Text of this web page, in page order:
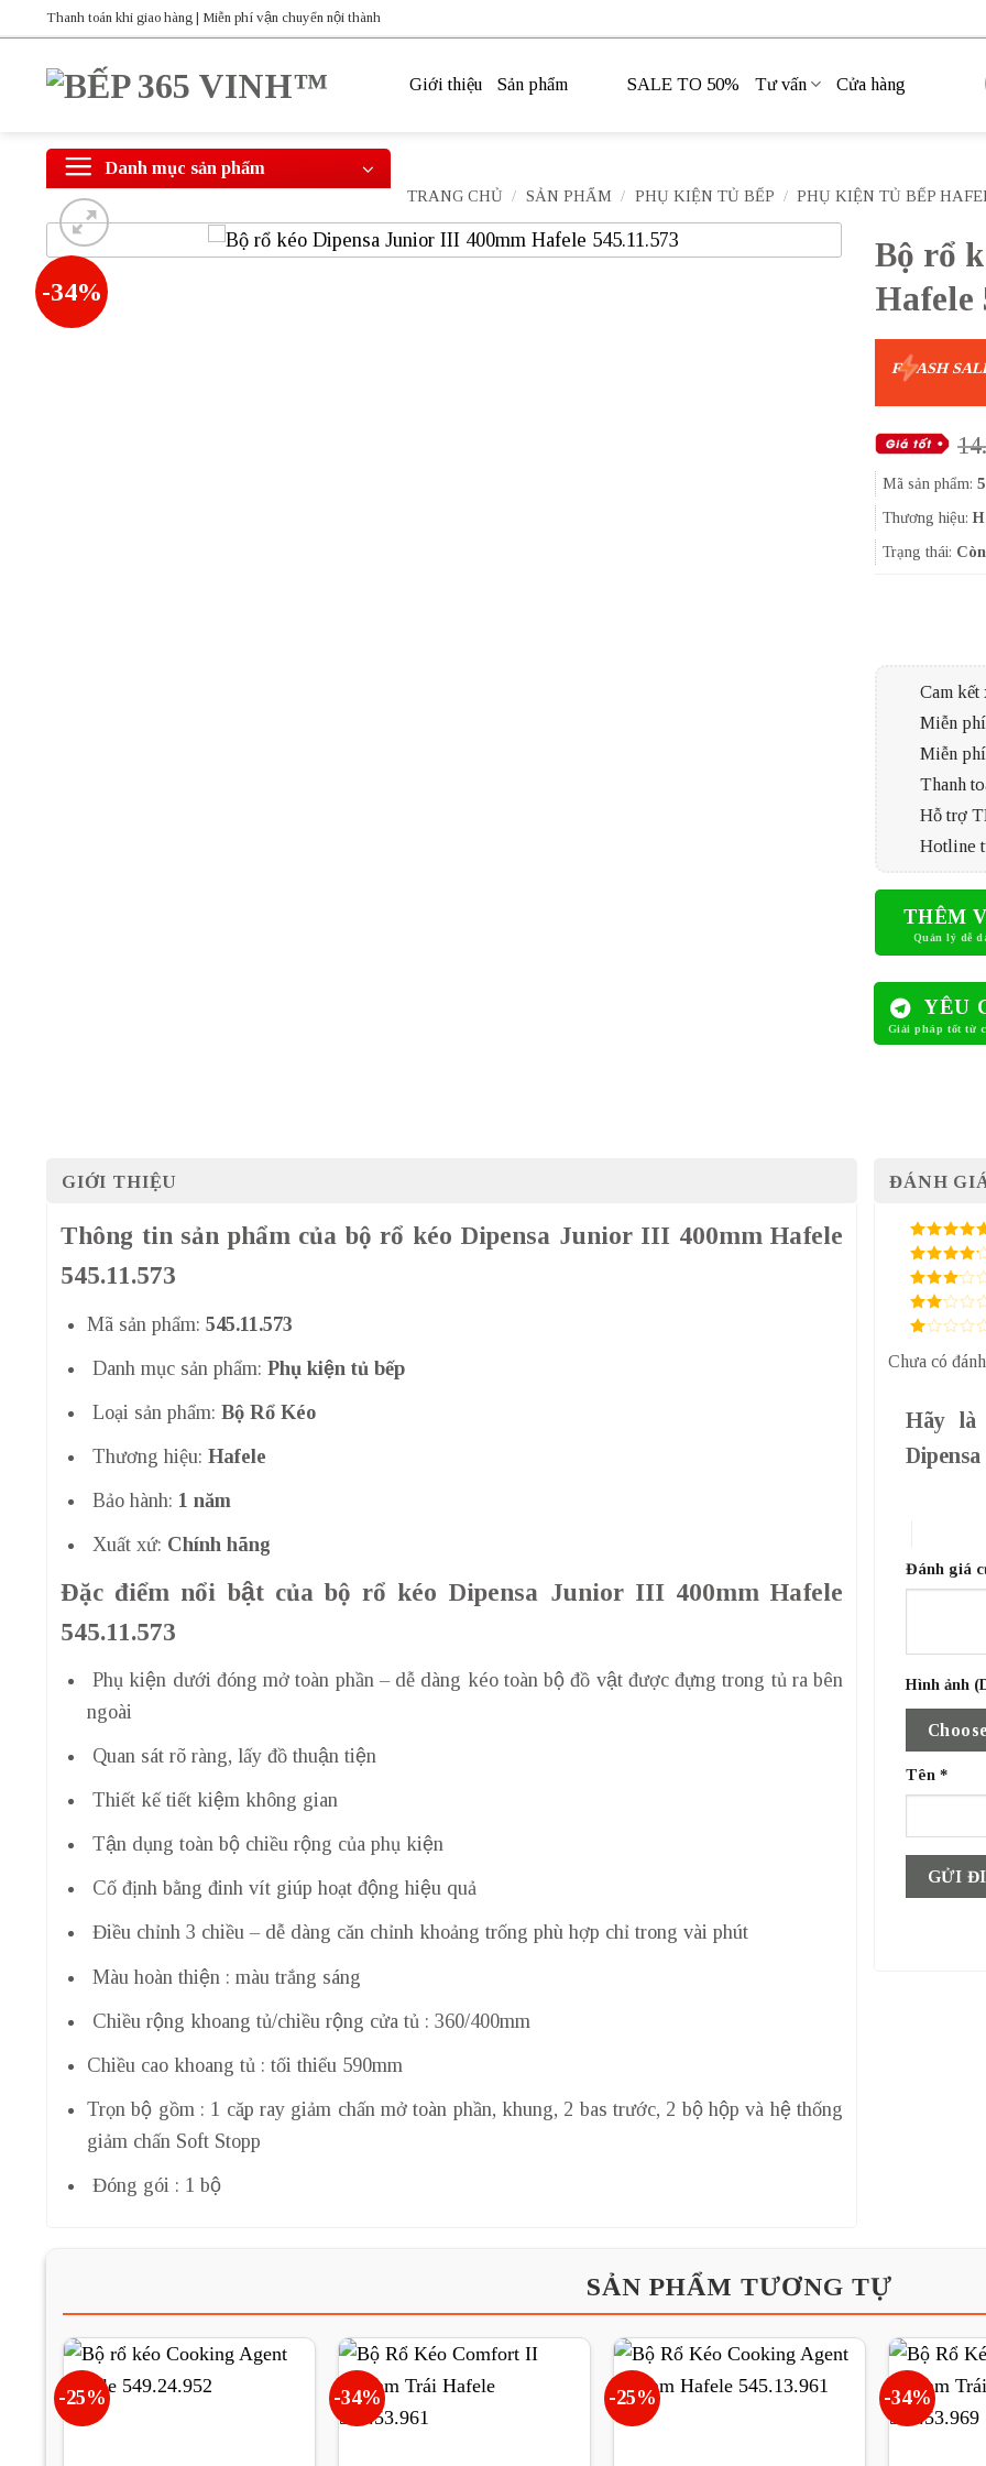
Thanh toán khi giao hàng | Miễn phí vận chuyển nội thành
Giới thiệu Sản phẩm SALE TO 50% Tư vấn Cửa hàng
Danh mục sản phẩm
TRANG CHỦ / SẢN PHẨM / PHỤ KIỆN TỦ BẾP / PHỤ KIỆN TỦ BẾP
-34%
Bộ rổ
Hafele
F ASH
Mã sản phẩm:
Thương hiệu:
Trạng thái:
Cam kết
Miễn
Miễn phí
Thanh
Hỗ trợ
Hotline
THÊM
YÊU
GIỚI THIỆU
Thông tin sản phẩm của bộ rổ kéo Dipensa Junior III 400mm Hafele
545.11.573
Mã sản phẩm: 545.11.573
Danh mục sản phẩm: Phụ kiện tủ bếp
Loại sản phẩm: Bộ Rổ Kéo
Thương hiệu: Hafele
Bảo hành: 1 năm
Xuất xứ: Chính hãng
Đặc điểm nổi bật của bộ rổ kéo Dipensa Junior III 400mm Hafele
545.11.573
Phụ kiện dưới đóng mở toàn phần – dễ dàng kéo toàn bộ đồ vật được đựng trong tủ ra bên
ngoài
Quan sát rõ ràng, lấy đồ thuận tiện
Thiết kế tiết kiệm không gian
Tận dụng toàn bộ chiều rộng của phụ kiện
Cố định bằng đinh vít giúp hoạt động hiệu quả
Điều chỉnh 3 chiều – dễ dàng căn chỉnh khoảng trống phù hợp chỉ trong vài phút
Màu hoàn thiện : màu trắng sáng
Chiều rộng khoang tủ/chiều rộng cửa tủ : 360/400mm
Chiều cao khoang tủ : tối thiểu 590mm
Trọn bộ gồm : 1 cặp ray giảm chấn mở toàn phần, khung, 2 bas trước, 2 bộ hộp và hệ thống
giảm chấn Soft Stopp
Đóng gói : 1 bộ
ĐÁNH
5/ 5 điểm
4/ 5
điểm
3/ 5
điểm
2/
điểm
/
Chưa có
Hãy là
Đánh giá
Hình ảnh
Tên*
SẢN PHẨM TƯƠNG TỰ
-25% -34% -25% -34%